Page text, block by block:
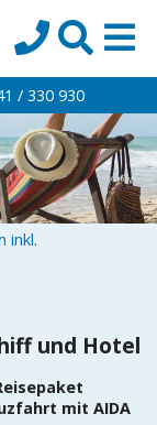
/ 330 930
inkl.
und Hotel
mit AIDA